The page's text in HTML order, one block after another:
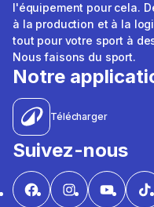
l'équipement pour cela.
à la production et à la
tout pour votre sport à
Nous faisons du sport.
Notre
Télécharger
Suivez-nous